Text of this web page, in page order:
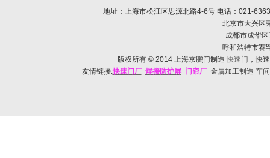
地址：上海市松江区思源北路4-6号 电话： 021-
北京市大兴区
成都市成华区
呼和浩特市赛
版权所有 © 2014 上海京鹏门制造 快速门 ，快
友情链接:快速门 厂 焊接防护屏 门帘厂 金属加工制造 车